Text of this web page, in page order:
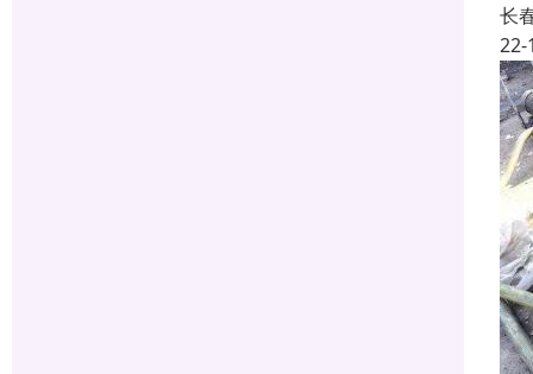
长
22-